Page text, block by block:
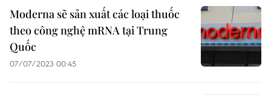
Moderna sẽ sản xuất các loại thuốc
theo công nghệ mRNA tại Trung
Quốc
07/07/2023 00:45